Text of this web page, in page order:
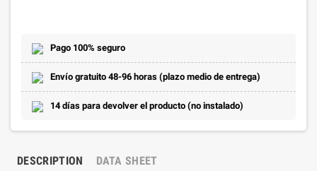
Pago 100% seguro
Envío gratuito 48-96 horas (plazo medio de entrega)
14 días para devolver el producto (no instalado)
DESCRIPTION DATA SHEET